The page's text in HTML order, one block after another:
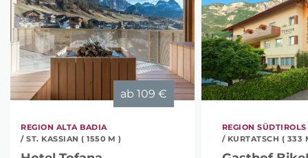
ab 109 €
REGION ALTA BADIA
/ ST. KASSIAN ( 1550 M )
REGION
/ KURTATSCH ( 333